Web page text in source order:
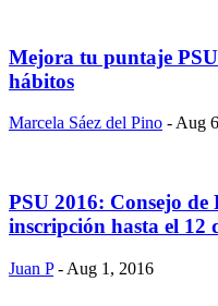
Mejora tu puntaje
hábitos
Marcela Sáez del Pino - Aug
PSU 2016: Consejo de
inscripción hasta el 12
Juan P - Aug 1, 2016